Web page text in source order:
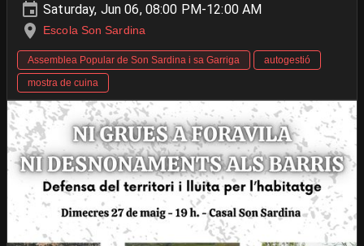
Saturday, Jun 06, 08:00 PM-12:00 AM
Escola Son Sardina
Assemblea Popular de Son Sardina i sa Garriga
autogestió
mostra de cuina